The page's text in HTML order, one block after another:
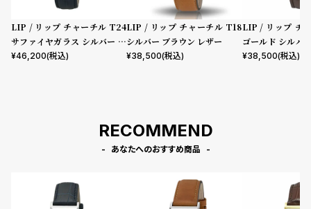
LIP / リップ チャーチル T24
サファイヤガラス シルバー レ
ザー
¥46,200(税込)
LIP / リップ チャーチル T18
シルバー ブラウン レザー
¥38,500(税込)
LIP / リップ チ
ゴールド シルバ
ザー クロコダイル
¥38,500(税込)
RECOMMEND
あなたへのおすすめ商品